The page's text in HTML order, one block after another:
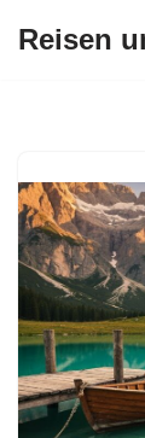
Reisen